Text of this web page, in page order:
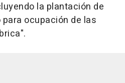
la plantación de
ocupación de las